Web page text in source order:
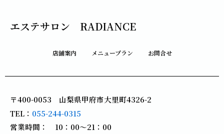
エステサロン RADIANCE
店舗案内 メニュープラン お問合せ
〒400-0053 山梨県甲府市大里町4326-2
TEL： 055-244-0315
営業時間： 10：00～21：00